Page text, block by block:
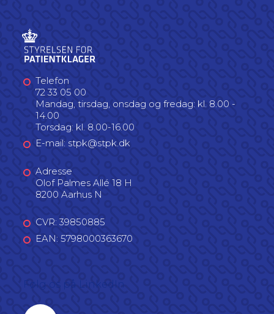
Telefon
72 33 05 00
Mandag, tirsdag, onsdag og fredag: kl. 8.00 -
14.00
Torsdag: kl. 8.00-16.00
E-mail: stpk@stpk.dk
Adresse
Olof Palmes Allé 18 H
8200 Aarhus N
CVR: 39850885
EAN: 5798000363670
Linkedin profil